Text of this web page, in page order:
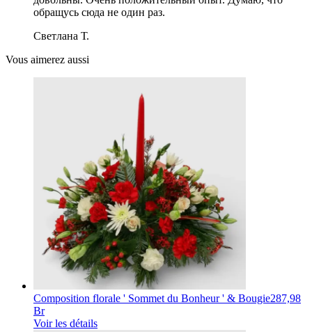
обращусь сюда не один раз.
Светлана Т.
Vous aimerez aussi
Composition florale ' Sommet du Bonheur ' & Bougie287,98
Br
Voir les détails